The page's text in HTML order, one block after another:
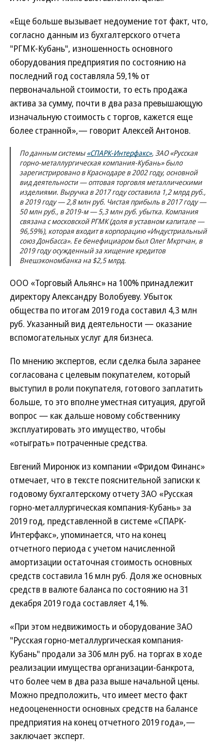
«Еще больше вызывает недоумение тот факт, что,
согласно данным из бухгалтерского отчета
"РГМК-Кубань", изношенность основного
оборудования предприятия по состоянию на
последний год составляла 59,1% от
первоначальной стоимости, то есть продажа
актива за сумму, почти в два раза превышающую
изначальную стоимость с торгов, кажется еще
более странной»,— говорит Алексей Антонов.
По данным системы«СПАРК-Интерфакс», ЗАО «Русская
горно-металлургическая компания-Кубань» было
зарегистрировано в Краснодаре в 2002 году, основной
вид деятельности — оптовая торговля металлическими
изделиями. Выручка в 2017 году составила 1,2 млрд руб.,
в 2019 году — 2,8 млн руб. Чистая прибыль в 2017 году —
50 млн руб., в 2019-м — 5,3 млн руб. убытка. Компания
связана с московской РГМК (доля в уставном капитале —
96,59%), которая входит в корпорацию «Индустриальный
союз Донбасса». Ее бенефициаром был Олег Мкртчан, в
2019 году осужденный за хищение кредитов
Внешэкономбанка на $2,5 млрд.
ООО «Торговый Альянс» на 100% принадлежит
директору Александру Волобуеву. Убыток
общества по итогам 2019 года составил 4,3 млн
руб. Указанный вид деятельности — оказание
вспомогательных услуг для бизнеса.
По мнению экспертов, если сделка была заранее
согласована с целевым покупателем, который
выступил в роли покупателя, готового заплатить
больше, то это вполне уместная ситуация, другой
вопрос — как дальше новому собственнику
эксплуатировать это имущество, чтобы
«отыграть» потраченные средства.
Евгений Миронюк из компании «Фридом Финанс»
отмечает, что в тексте пояснительной записки к
годовому бухгалтерскому отчету ЗАО «Русская
горно-металлургическая компания-Кубань» за
2019 год, представленной в системе «СПАРК-
Интерфакс», упоминается, что на конец
отчетного периода с учетом начисленной
амортизации остаточная стоимость основных
средств составила 16 млн руб. Доля же основных
средств в валюте баланса по состоянию на 31
декабря 2019 года составляет 4,1%.
«При этом недвижимость и оборудование ЗАО
"Русская горно-металлургическая компания-
Кубань" продали за 306 млн руб. на торгах в ходе
реализации имущества организации-банкрота,
что более чем в два раза выше начальной цены.
Можно предположить, что имеет место факт
недооцененности основных средств на балансе
предприятия на конец отчетного 2019 года»,—
заключает эксперт.